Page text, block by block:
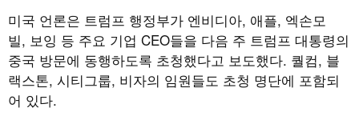
미국 언론은 트럼프 행정부가 엔비디아, 애플, 엑손모
빌, 보잉 등 주요 기업 CEO들을 다음 주 트럼프 대통령의
중국 방문에 동행하도록 초청했다고 보도했다. 퀄컴, 블
랙스톤, 시티그룹, 비자의 임원들도 초청 명단에 포함되
어 있다.